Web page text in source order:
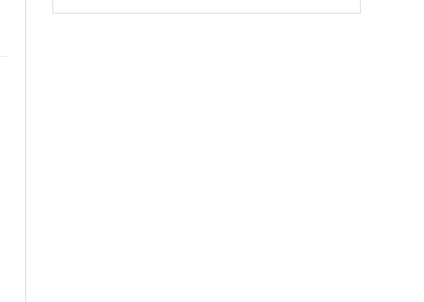
响；<&list>3.稳定器的转向胶套和球头